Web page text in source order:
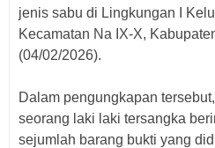
jenis sabu di Lingkungan I
Kecamatan Na IX-X,
(04/02/2026).
Dalam pengungkapan
seorang laki laki tersangka
sejumlah barang bukti yang